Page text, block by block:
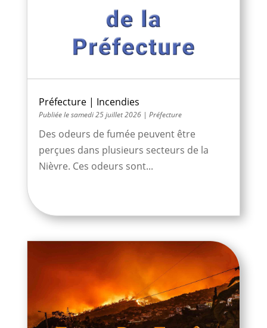
Préfecture | Incendies
samedi 25 juillet 2026| Préfecture
Des odeurs de fumée peuvent être
perçues dans plusieurs secteurs de la
Nièvre. Ces odeurs sont...